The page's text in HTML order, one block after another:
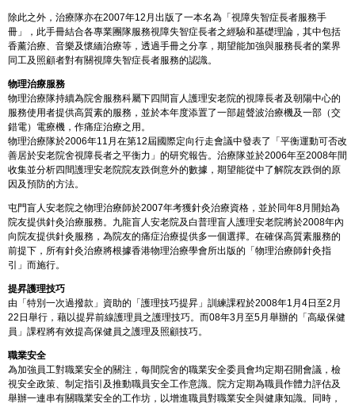
除此之外，治療隊亦在2007年12月出版了一本名為「視障失智症長者服務手
冊」，此手冊結合各專業團隊服務視障失智症長者之經驗和基礎理論，其中包括
香薰治療、音樂及懷緬治療等，透過手冊之分享，期望能加強與服務長者的業界
同工及照顧者對有關視障失智症長者服務的認識。
物理治療服務
物理治療隊持續為院舍服務科屬下四間盲人護理安老院的視障長者及朝陽中心的
服務使用者提供高質素的服務，並於本年度添置了一部超聲波治療機及一部（交
錯電）電療機，作痛症治療之用。
物理治療隊於2006年11月在第12屆國際定向行走會議中發表了「平衡運動可否改
善居於安老院舍視障長者之平衡力」的研究報告。治療隊並於2006年至2008年間
收集並分析四間護理安老院院友跌倒意外的數據，期望能從中了解院友跌倒的原
因及預防的方法。
屯門盲人安老院之物理治療師於2007年考獲針灸治療資格，並於同年8月開始為
院友提供針灸治療服務。九龍盲人安老院及白普理盲人護理安老院將於2008年內
向院友提供針灸服務，為院友的痛症治療提供多一個選擇。在確保高質素服務的
前提下，所有針灸治療將根據香港物理治療學會所出版的「物理治療師針灸指
引」而施行。
提昇護理技巧
由「特別一次過撥款」資助的「護理技巧提昇」訓練課程於2008年1月4日至2月
22日舉行，藉以提昇前線護理員之護理技巧。而08年3月至5月舉辦的「高級保健
員」課程將有效提高保健員之護理及照顧技巧。
職業安全
為加強員工對職業安全的關注，每間院舍的職業安全委員會均定期召開會議，檢
視安全政策、制定指引及推動職員安全工作意識。院方定期為職員作體力評估及
舉辦一連串有關職業安全的工作坊，以增進職員對職業安全與健康知識。同時，